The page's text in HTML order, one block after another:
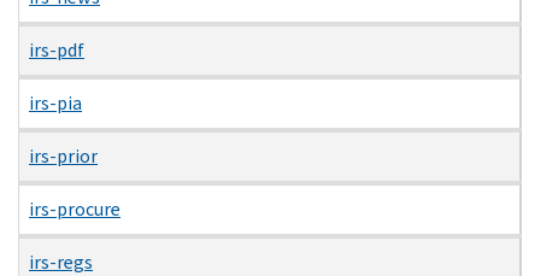
irs-pdf
irs-pia
irs-prior
irs-procure
irs-regs